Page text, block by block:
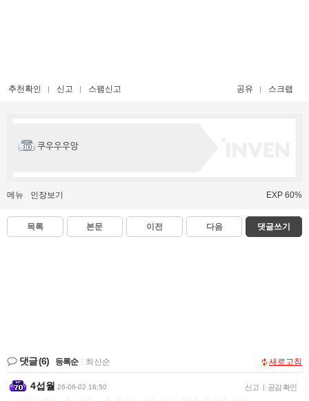
추천확인 신고 스팸신고 공유 스크랩
쿠우우우앙
메뉴 인장보기 EXP 60%
목록 본문 이전 다음 댓글쓰기
댓글(6) 등록순 최신순 새로고침
4섭월 26-06-02 16:50 신고 | 공감 확인